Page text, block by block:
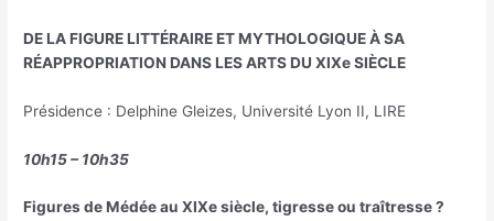
DE LA FIGURE LITTÉRAIRE ET MYTHOLOGIQUE À SA
RÉAPPROPRIATION DANS LES ARTS DU XIXe SIÈCLE
Présidence : Delphine Gleizes, Université Lyon II, LIRE
10h15 – 10h35
Figures de Médée au XIXe siècle, tigresse ou traîtresse ?